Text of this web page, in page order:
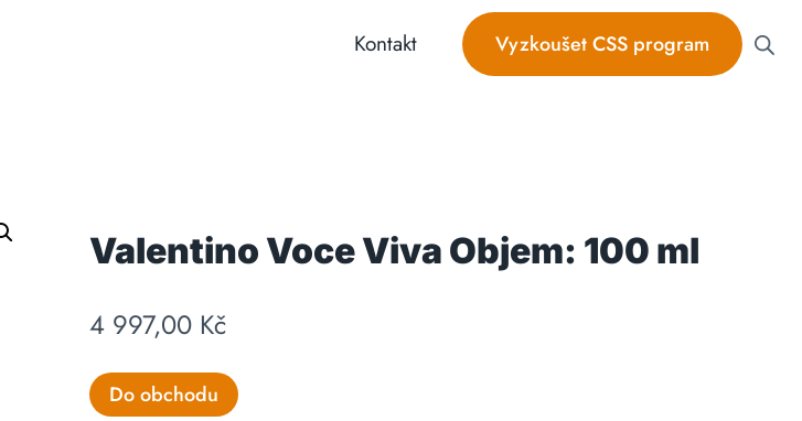
Kontakt Vyzkoušet CSS program
Valentino Voce Viva Objem: 100 ml
4 997,00 Kč
Do obchodu